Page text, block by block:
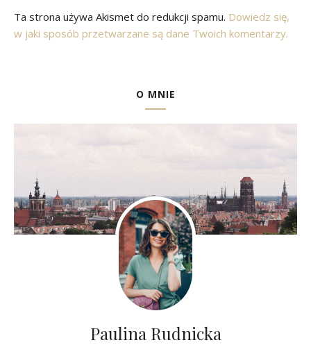
Ta strona używa Akismet do redukcji spamu. Dowiedz się,
w jaki sposób przetwarzane są dane Twoich komentarzy.
O MNIE
Paulina Rudnicka